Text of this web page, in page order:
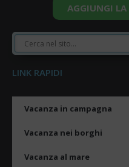
AGGIUNGI
LINK RAPIDI
Vacanza in campagna
Vacanza nei borghi
Vacanza al mare